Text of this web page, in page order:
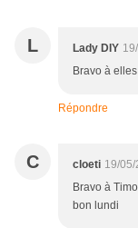
L Lady DIY
Bravo à
Répondre
C cloeti 19/
Bravo à
bon lundi